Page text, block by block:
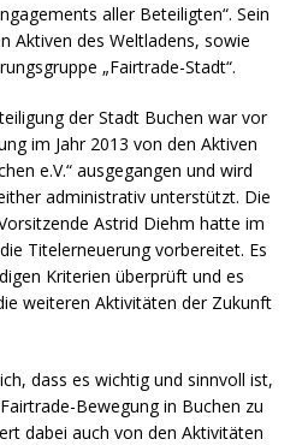
aller Beteiligten“. Sein
Aktiven des Weltladens, sowie
„Fairtrade-Stadt“.
der Stadt Buchen war vor
im Jahr 2013 von den Aktiven
e.V.“ ausgegangen und wird
administrativ unterstützt. Die
Astrid Diehm hatte im
Titelerneuerung vorbereitet. Es
Kriterien überprüft und es
weiteren Aktivitäten der Zukunft
dass es wichtig und sinnvoll ist,
Bewegung in Buchen zu
dabei auch von den Aktivitäten